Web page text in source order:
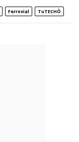
Ferrovial TuTECHÔ